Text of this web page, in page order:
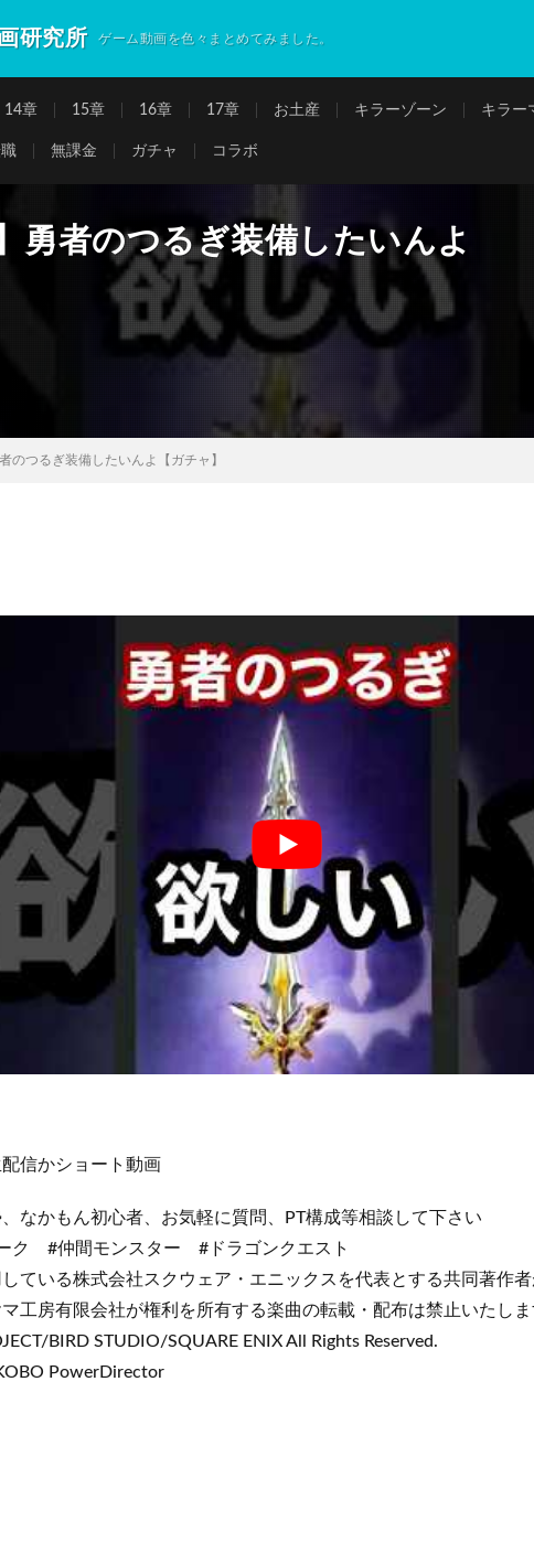
研究所 ゲーム動画を色々まとめてみました。
14章 15章 16章 17章 お土産 キラーゾーン キラー
無課金 ガチャ コラボ
勇者のつるぎ装備したいんよ
のつるぎ装備したいんよ【ガチャ】
信かショート動画
なかもん初心者、お気軽に質問、PT構成等相談して下さい
ク #仲間モンスター #ドラゴンクエスト
ている株式会社スクウェア・エニックスを代表とする共同著作
工房有限会社が権利を所有する楽曲の転載・配布は禁止いたしま
BIRD STUDIO/SQUARE ENIX All Rights Reserved.
PowerDirector